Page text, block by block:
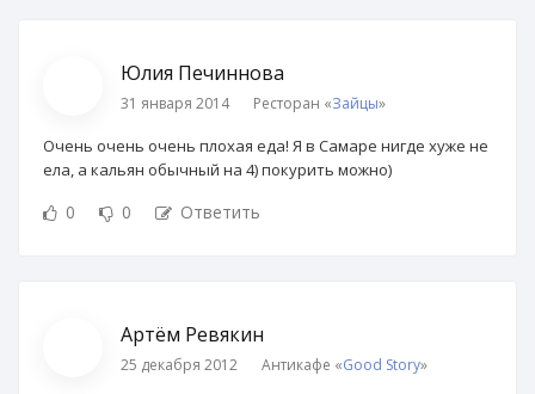
Юлия Печиннова
31 января 2014 Ресторан «Зайцы»
Очень очень очень плохая еда! Я в Самаре нигде хуже не
ела, а кальян обычный на 4) покурить можно)
0 0 Ответить
Артём Ревякин
25 декабря 2012 Антикафе «Good Story»